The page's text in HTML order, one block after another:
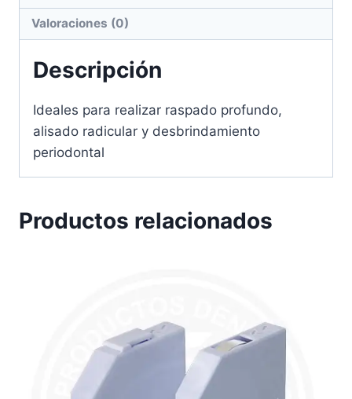
Valoraciones (0)
Descripción
Ideales para realizar raspado profundo,
alisado radicular y desbrindamiento
periodontal
Productos relacionados